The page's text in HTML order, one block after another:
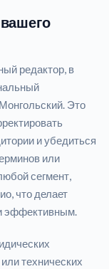
редактор, в
Это
и убедиться
или
сегмент,
что делает
эффективным.
технических